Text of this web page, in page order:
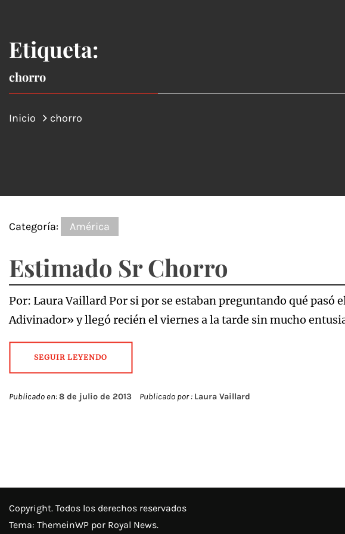
Etiqueta:
chorro
Inicio chorro
Categoría: América
Estimado Sr Chorro
Por: Laura Vaillard Por si por se estaban preguntando qué pasó
Adivinador» y llegó recién el viernes a la tarde sin mucho
SEGUIR LEYENDO
Publicado en:8 de julio de 2013 Publicado por : Laura Vaillard
Copyright. Todos los derechos reservados
Tema: ThemeinWP por Royal News.